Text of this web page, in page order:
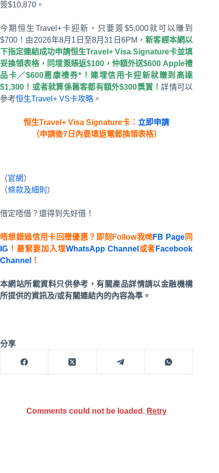
簽$10,870。
今期恒生Travel+卡迎新，只要簽$5,000就可以賺到
$700！由2026年8月1日至8月31日6PM，新客經本網以
下指定連結成功申請恒生Travel+ Visa Signature卡並填
妥換領表格，同埋簽賬返$100，仲額外送$600 Apple禮
品卡／$600惠康禮券*！連埋信用卡迎新就賺到高達
$1,300！或者就算係舊客都有額外$300獎賞！詳情可以
參考恒生Travel+ VS卡攻略 。
恒生Travel+ Visa Signature卡： 立即申請
（申請後7日內要填返電郵換領表格）
（官網）
（條款及細則 ）
借定唔借？還得到先好借！
唔想錯過信用卡回贈優惠？即刻Follow我哋FB Page同
IG ！最緊要加入埋WhatsApp Channel 或者 Facebook
Channel
！
本網站所載資料只供參考，有關產品詳情請以金融機構
所提供的資訊及/或有關連結內的內容為準。
分享
Comments could not be loaded. Retry